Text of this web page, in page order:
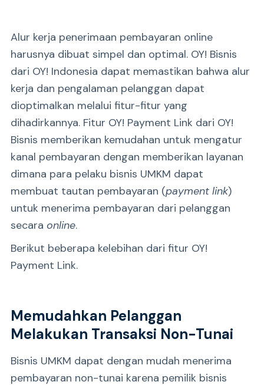
Alur kerja penerimaan pembayaran online
harusnya dibuat simpel dan optimal. OY! Bisnis
dari OY! Indonesia dapat memastikan bahwa alur
kerja dan pengalaman pelanggan dapat
dioptimalkan melalui fitur-fitur yang
dihadirkannya. Fitur OY! Payment Link dari OY!
Bisnis memberikan kemudahan untuk mengatur
kanal pembayaran dengan memberikan layanan
dimana para pelaku bisnis UMKM dapat
membuat tautan pembayaran (payment link)
untuk menerima pembayaran dari pelanggan
secara online.
Berikut beberapa kelebihan dari fitur OY!
Payment Link.
Memudahkan Pelanggan
Melakukan Transaksi Non-Tunai
Bisnis UMKM dapat dengan mudah menerima
pembayaran non-tunai karena pemilik bisnis